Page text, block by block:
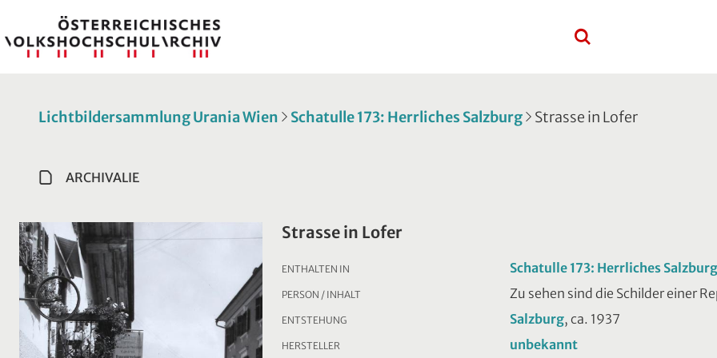
Lichtbildersammlung Urania Wien Schatulle 173: Herrliches Salzburg Strasse in Lofer
ARCHIVALIE
Strasse in Lofer
ENTHALTEN IN Schatulle 173: Herrliches Salzburg
PERSON / INHALT Zu sehen sind die Schilder einer
ENTSTEHUNG Salzburg, ca. 1937
HERSTELLER unbekannt